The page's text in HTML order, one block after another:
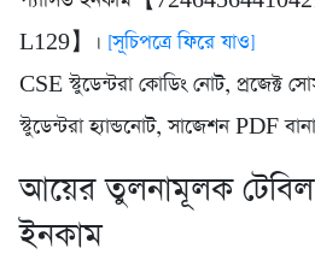
L129】। [সূচিপত্রে ফিরে যাও]
CSE স্টুডেন্টরা কোডিং নোট, প্রজেক্ট
স্টুডেন্টরা হ্যান্ডনোট, সাজেশন PDF
আয়ের তুলনামূলক টেবিল:
ইনকাম